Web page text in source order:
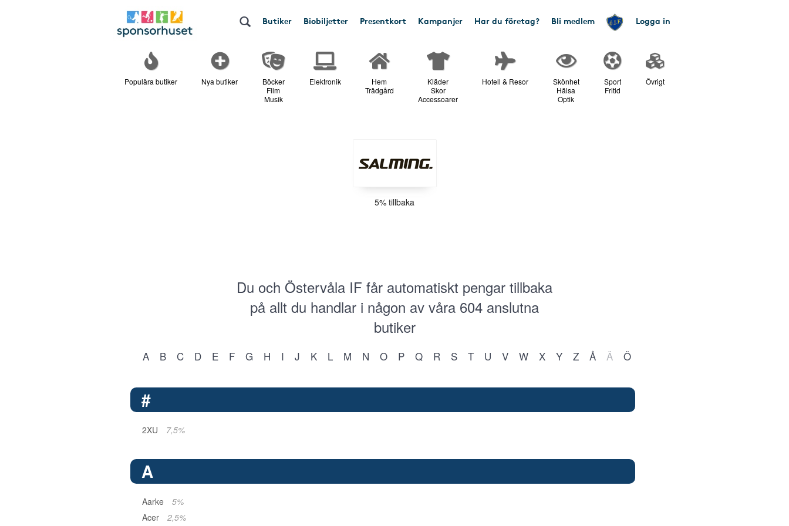
Butiker Biobiljetter Presentkort Kampanjer Har du företag? Bli medlem Logga in
Populära butiker Nya butiker
Böcker
Film
Musik
Elektronik
Hem
Trädgård
Kläder
Skor
Accessoarer
Hotell & Resor
Skönhet
Hälsa
Optik
Sport
Fritid
Övrigt
5% tillbaka
Du och Östervåla IF får automatiskt pengar tillbaka
på allt du handlar i någon av våra 604 anslutna
butiker
A B C D E F G H I J K L M N O P Q R S T U V W X Y Z Å Ä Ö
#
2XU 7,5%
A
Aarke
5%
Acer
2,5%